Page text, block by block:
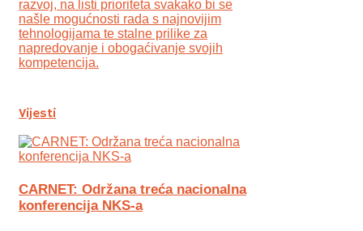
razvoj, na listi prioriteta svakako bi se
našle mogućnosti rada s najnovijim
tehnologijama te stalne prilike za
napredovanje i obogaćivanje svojih
kompetencija.
Vijesti
CARNET: Održana treća nacionalna
konferencija NKS-a